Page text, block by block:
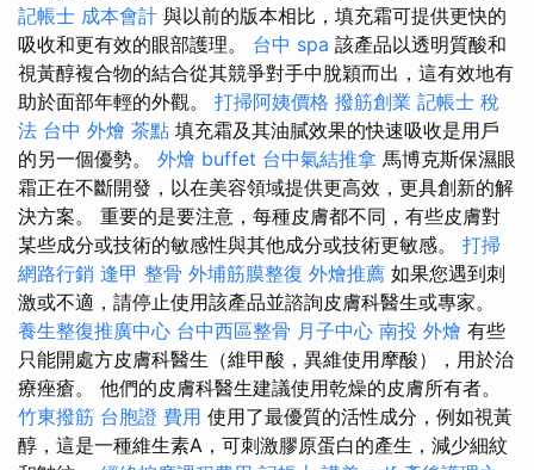
記帳士 成本會計 與以前的版本相比，填充霜可提供更快的
吸收和更有效的眼部護理。 台中 spa 該產品以透明質酸和
視黃醇複合物的結合從其競爭對手中脫穎而出，這有效地有
助於面部年輕的外觀。 打掃阿姨價格 撥筋創業 記帳士 稅
法 台中 外燴 茶點 填充霜及其油膩效果的快速吸收是用戶
的另一個優勢。 外燴 buffet 台中氣結推拿 馬博克斯保濕眼
霜正在不斷開發，以在美容領域提供更高效，更具創新的解
決方案。 重要的是要注意，每種皮膚都不同，有些皮膚對
某些成分或技術的敏感性與其他成分或技術更敏感。 打掃
網路行銷 逢甲 整骨 外埔筋膜整復 外燴推薦 如果您遇到刺
激或不適，請停止使用該產品並諮詢皮膚科醫生或專家。
養生整復推廣中心 台中西區整骨 月子中心 南投 外燴 有些
只能開處方皮膚科醫生（維甲酸，異維使用摩酸），用於治
療痤瘡。 他們的皮膚科醫生建議使用乾燥的皮膚所有者。
竹東撥筋 台胞證 費用 使用了最優質的活性成分，例如視黃
醇，這是一種維生素A，可刺激膠原蛋白的產生，減少細紋